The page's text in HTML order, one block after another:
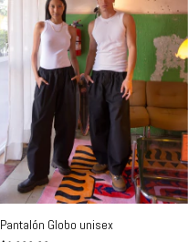
Pantalón Globo unisex